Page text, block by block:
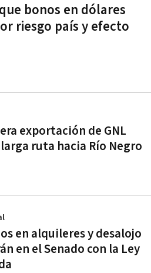
bonos en dólares
riesgo país y efecto
exportación de GNL
ruta hacia Río Negro
en alquileres y desalojo
en el Senado con la Ley